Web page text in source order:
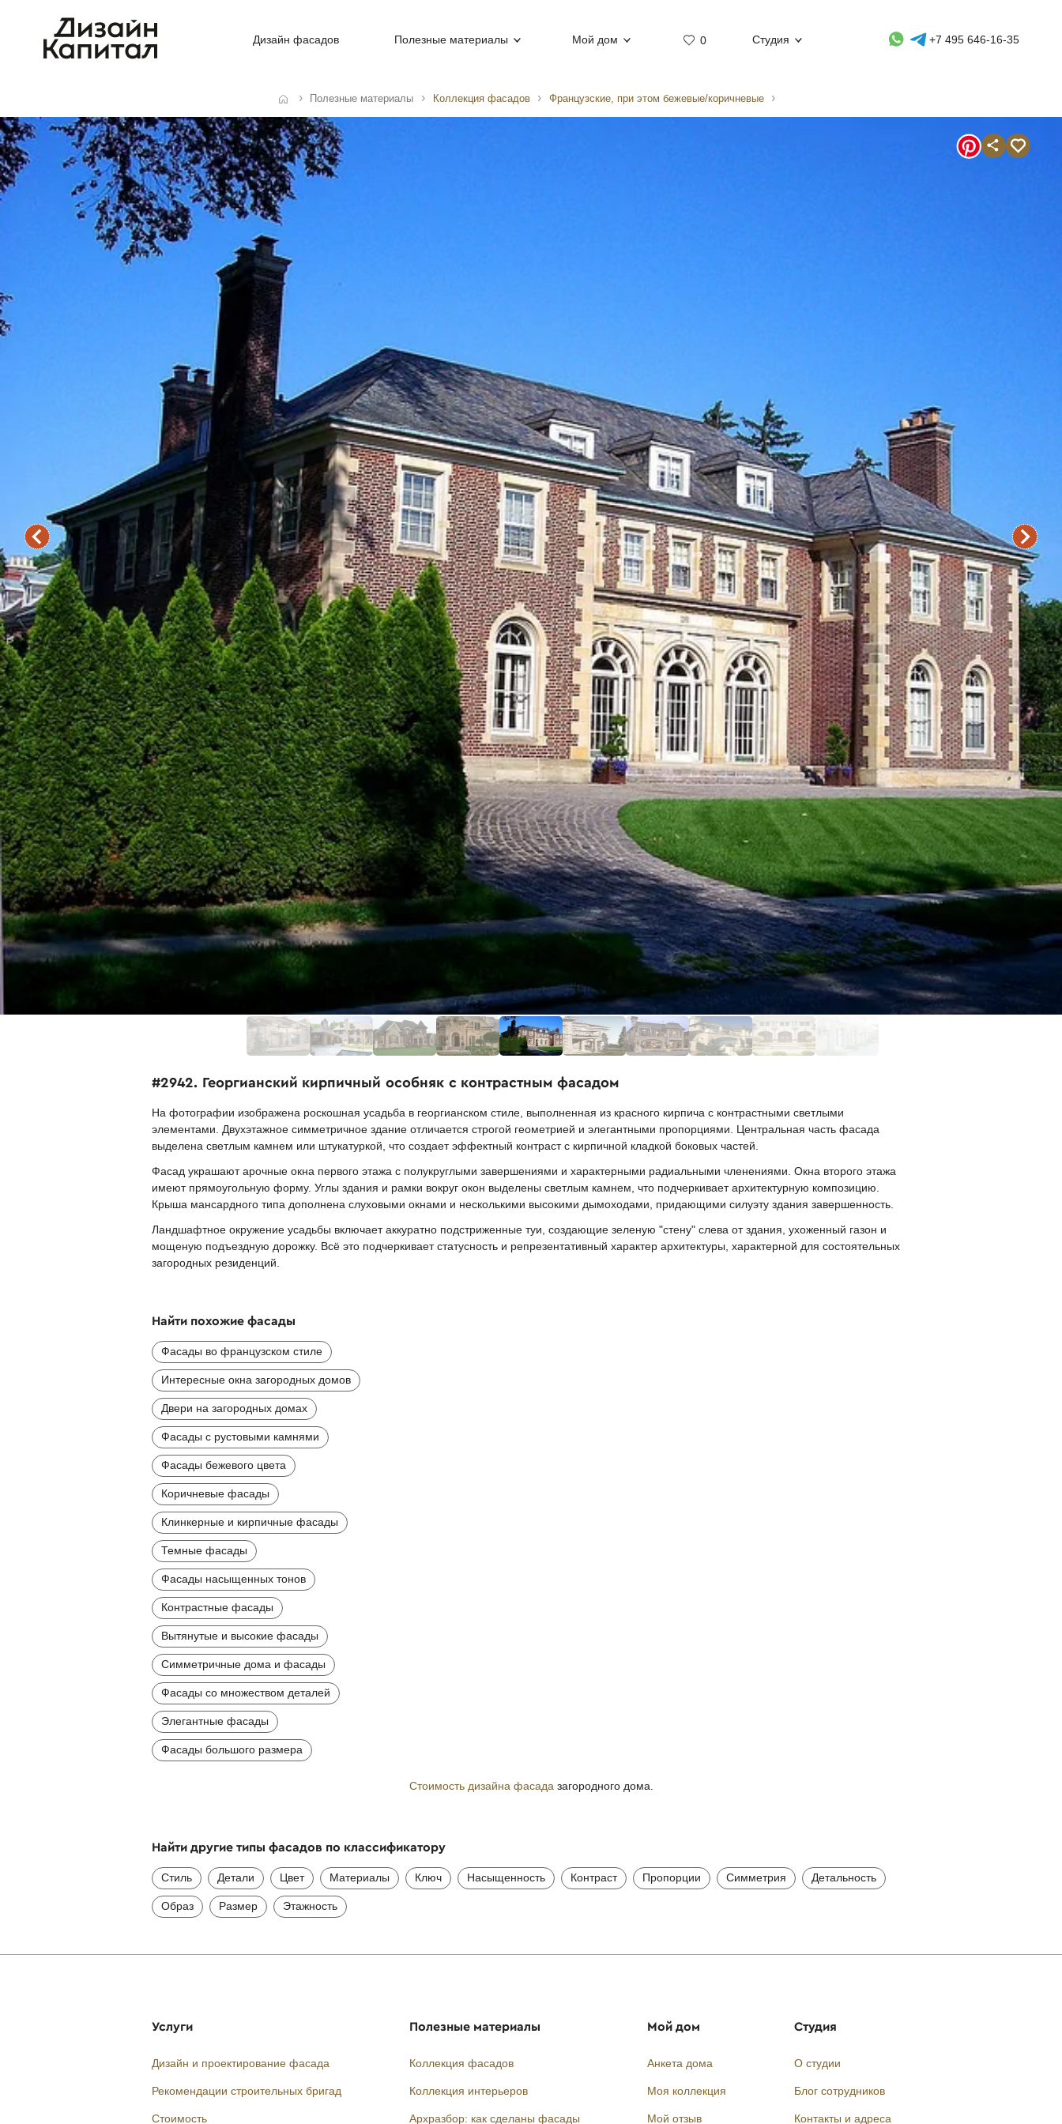
Дизайн фасадов Полезные материалы Мой дом 0 Студия Whatsapp контакт
Telegram контакт
+7 495 646-16-35
Полезные материалы Коллекция фасадов Французские, при этом бежевые/коричневые
#2942. Георгианский кирпичный особняк с контрастным фасадом
На фотографии изображена роскошная усадьба в георгианском стиле, выполненная из красного кирпича с контрастными светлыми
элементами. Двухэтажное симметричное здание отличается строгой геометрией и элегантными пропорциями. Центральная часть фасада
выделена светлым камнем или штукатуркой, что создает эффектный контраст с кирпичной кладкой боковых частей.
Фасад украшают арочные окна первого этажа с полукруглыми завершениями и характерными радиальными членениями. Окна второго этажа
имеют прямоугольную форму. Углы здания и рамки вокруг окон выделены светлым камнем, что подчеркивает архитектурную композицию.
Крыша мансардного типа дополнена слуховыми окнами и несколькими высокими дымоходами, придающими силуэту здания завершенность.
Ландшафтное окружение усадьбы включает аккуратно подстриженные туи, создающие зеленую "стену" слева от здания, ухоженный газон и
мощеную подъездную дорожку. Всё это подчеркивает статусность и репрезентативный характер архитектуры, характерной для состоятельных
загородных резиденций.
Найти похожие фасады
Фасады во французском стиле
Интересные окна загородных домов
Двери на загородных домах
Фасады с рустовыми камнями
Фасады бежевого цвета
Коричневые фасады
Клинкерные и кирпичные фасады
Темные фасады
Фасады насыщенных тонов
Контрастные фасады
Вытянутые и высокие фасады
Симметричные дома и фасады
Фасады со множеством деталей
Элегантные фасады
Фасады большого размера
Стоимость дизайна фасада загородного дома.
Найти другие типы фасадов по классификатору
Стиль Детали Цвет Материалы Ключ Насыщенность Контраст Пропорции Симметрия Детальность
Образ Размер Этажность
Услуги
Дизайн и проектирование фасада
Рекомендации строительных бригад
Стоимость
Полезные материалы
Коллекция фасадов
Коллекция интерьеров
Архразбор: как сделаны фасады
Мой дом
Анкета дома
Моя коллекция
Мой отзыв
Студия
О студии
Блог сотрудников
Контакты и адреса